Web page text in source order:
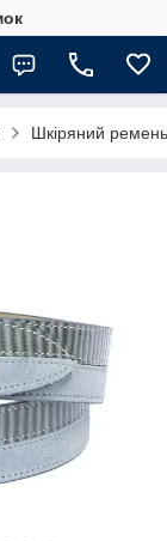
Шкіряний